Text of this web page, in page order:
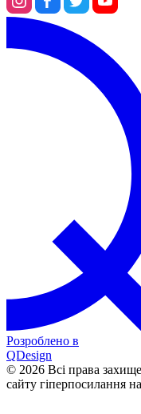
Розроблено в
QDesign
© 2026 Всі права
сайту гіперпосилання на